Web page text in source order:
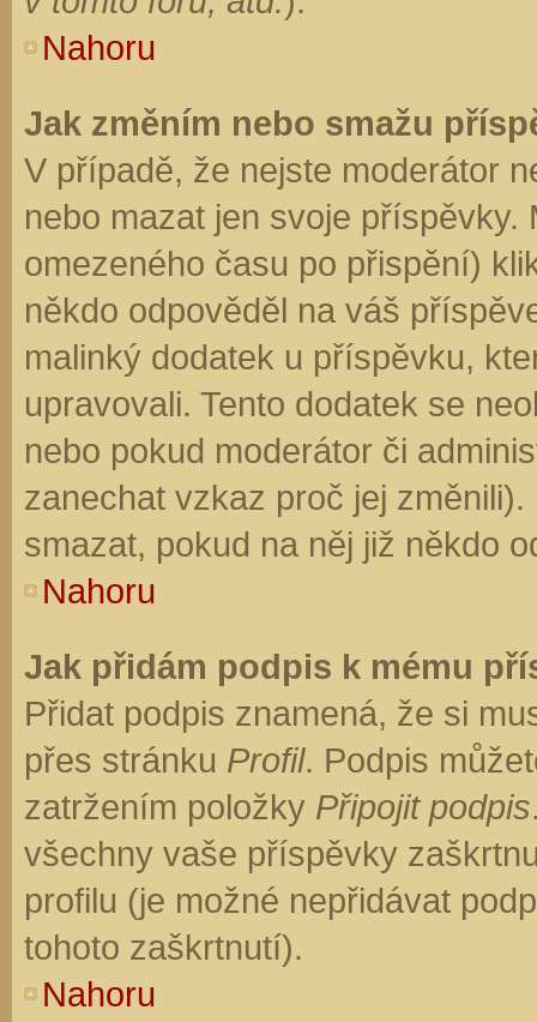
Nahoru
Jak změním nebo smažu
V případě, že nejste moderátor
nebo mazat jen svoje
omezeného času po přispění)
někdo odpověděl na váš
malinký dodatek u příspěvku,
upravovali. Tento dodatek se
nebo pokud moderátor či
zanechat vzkaz proč jej
smazat, pokud na něj již někdo
Nahoru
Jak přidám podpis k mému
Přidat podpis znamená, že si
přes stránku Profil. Podpis
zatržením položky Připojit podpis
všechny vaše příspěvky
profilu (je možné nepřidávat
tohoto zaškrtnutí).
Nahoru